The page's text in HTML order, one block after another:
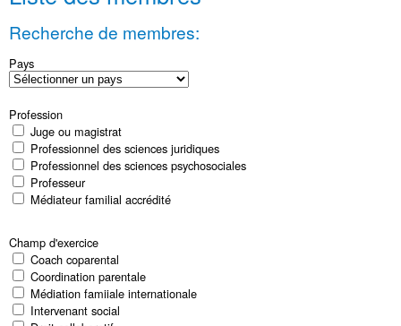
Recherche de membres:
Pays
Profession
Juge ou magistrat
Professionnel des sciences juridiques
Professionnel des sciences psychosociales
Professeur
Médiateur familial accrédité
Champ d'exercice
Coach coparental
Coordination parentale
Médiation famiiale internationale
Intervenant social